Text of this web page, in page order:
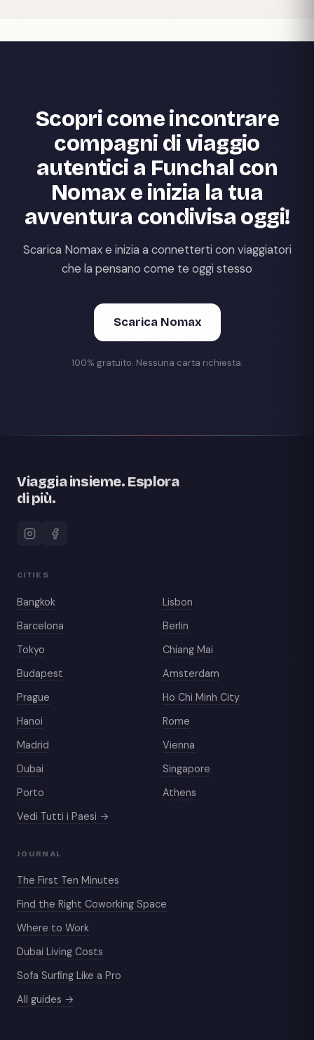
Scopri come incontrare
compagni di viaggio
autentici a Funchal con
Nomax e inizia la tua
avventura condivisa oggi!
Scarica Nomax e inizia a connetterti con viaggiatori
che la pensano come te oggi stesso
Scarica Nomax
100% gratuito. Nessuna carta richiesta.
Viaggia insieme. Esplora
di più.
CITIES
Bangkok
Lisbon
Barcelona
Berlin
Tokyo
Chiang Mai
Budapest
Amsterdam
Prague
Ho Chi Minh City
Hanoi
Rome
Madrid
Vienna
Dubai
Singapore
Porto
Athens
Vedi Tutti i Paesi →
JOURNAL
The First Ten Minutes
Find the Right Coworking Space
Where to Work
Dubai Living Costs
Sofa Surfing Like a Pro
All guides →